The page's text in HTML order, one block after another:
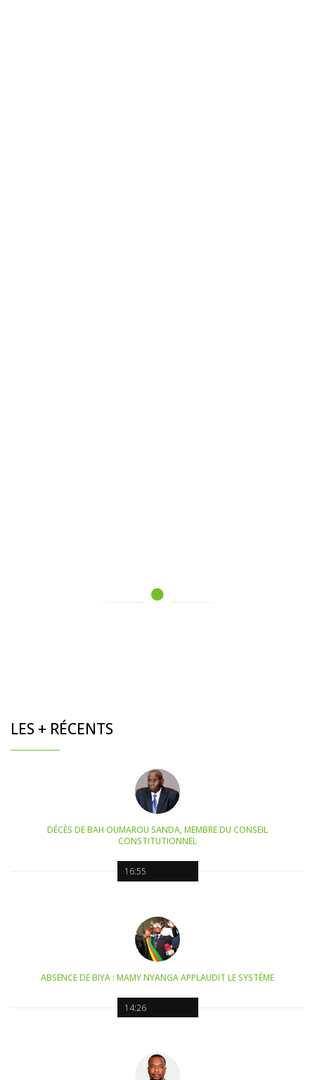
LES + RÉCENTS
16:55
DÉCÈS DE BAH OUMAROU SANDA, MEMBRE DU CONSEIL
CONSTITUTIONNEL
14:26
ABSENCE DE BIYA : MAMY NYANGA APPLAUDIT LE SYSTÈME